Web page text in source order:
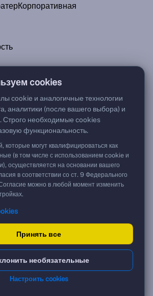
Корпоративная
и цена
cookies
cookie и аналогичные технологии
аналитики (после вашего выбора) и
Строго необходимые cookies
функциональность.
которые могут квалифицироваться как
(в том числе с использованием cookie и
осуществляется на основании вашего
в соответствии со ст. 9 Федерального
можно в любой момент изменить
Принять все
необязательные
Настроить cookies